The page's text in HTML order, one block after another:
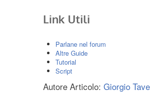
Link Utili
Parlane nel forum
Altre Guide
Tutorial
Script
Autore Articolo: Giorgio